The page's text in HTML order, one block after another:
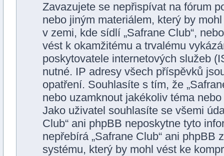
Zavazujete se nepřispívat na fórum
nebo jiným materiálem, který by
v zemi, kde sídlí „Safrane Club“,
vést k okamžitému a trvalému
poskytovatele internetových služeb
nutné. IP adresy všech příspěvků
opatření. Souhlasíte s tím, že
nebo uzamknout jakékoliv téma
Jako uživatel souhlasíte se všemi
Club“ ani phpBB neposkytne tyto
nepřebírá „Safrane Club“ ani
systému, který by mohl vést ke